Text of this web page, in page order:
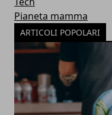
Pianeta mamma
ARTICOLI POPOLARI